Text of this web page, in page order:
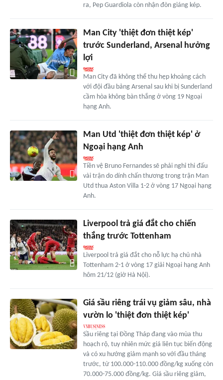
ra, Pep Guardiola còn nhận đòn giáng kép.
Man City 'thiệt đơn thiệt kép'
trước Sunderland, Arsenal hưởng
lợi
Man City đã không thể thu hẹp khoảng cách
với đội đầu bảng Arsenal sau khi bị Sunderland
cầm hòa không bàn thắng ở vòng 19 Ngoại
hạng Anh.
Man Utd 'thiệt đơn thiệt kép' ở
Ngoại hạng Anh
Tiền vệ Bruno Fernandes sẽ phải nghỉ thi đấu
vài trận do dính chấn thương trong trận Man
Utd thua Aston Villa 1-2 ở vòng 17 Ngoại hạng
Anh.
Liverpool trả giá đắt cho chiến
thắng trước Tottenham
Liverpool trả giá đắt cho nỗ lực hạ chủ nhà
Tottenham 2-1 ở vòng 17 giải Ngoại hạng Anh
hôm 21/12 (giờ Hà Nội).
Giá sầu riêng trái vụ giảm sâu, nhà
vườn lo 'thiệt đơn thiệt kép'
Sầu riêng tại Đồng Tháp đang vào mùa thu
hoạch rộ, tuy nhiên mức giá liên tục biến động
và có xu hướng giảm mạnh so với đầu tháng
trước, từ 100.000-110.000 đồng/kg xuống còn
70.000-75.000 đồng/kg. Giá sầu riêng giảm,